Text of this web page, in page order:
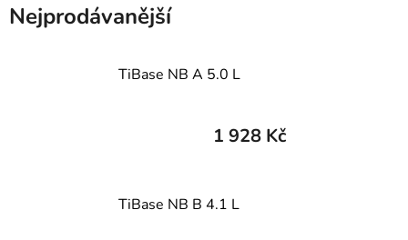
Nejprodávanější
TiBase NB A 5.0 L
1 928 Kč
TiBase NB B 4.1 L